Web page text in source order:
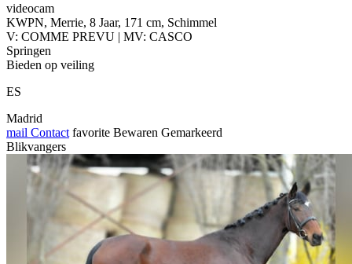
videocam
KWPN, Merrie, 8 Jaar, 171 cm, Schimmel
V: COMME PREVU | MV: CASCO
Springen
Bieden op veiling
ES
Madrid
mail Contact favorite Bewaren Gemarkeerd
Blikvangers